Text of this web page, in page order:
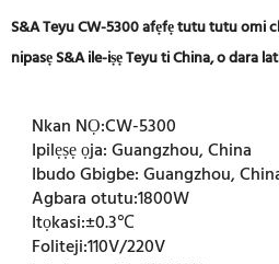
S&A Teyu CW-5300 afẹfẹ tutu tutu omi
nipasẹ S&A ile-iṣẹ Teyu ti China, o dara
Nkan NỌ:CW-5300
Ipilẹṣẹ ọja:Guangzhou, China
Ibudo Gbigbe:Guangzhou,
Agbara otutu:1800W
Itọkasi:±0.3℃
Foliteji:110V/220V